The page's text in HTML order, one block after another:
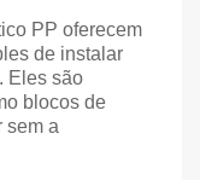
PP oferecem
de instalar
Eles são
blocos de
sem a